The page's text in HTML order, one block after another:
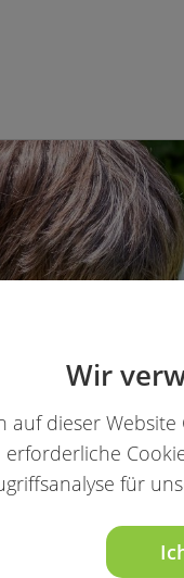
Wir
auf dieser
für